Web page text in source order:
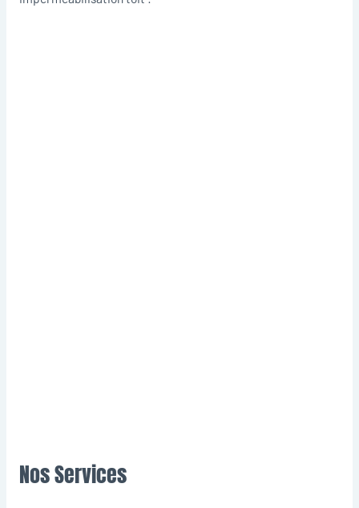
Nos Services